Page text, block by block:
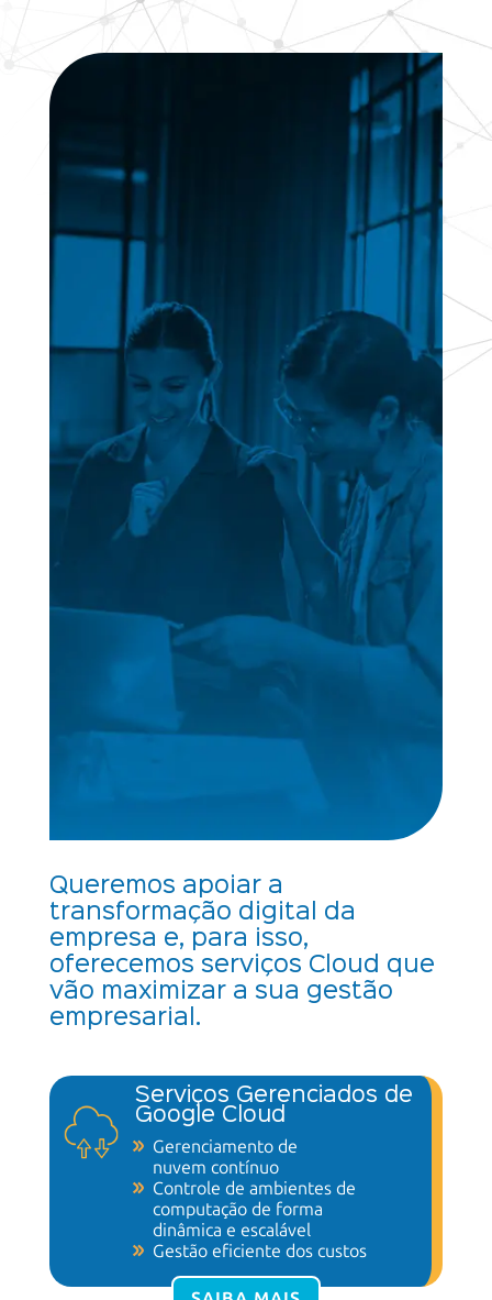
Queremos apoiar a
transformação digital da
empresa e, para isso,
oferecemos serviços Cloud que
vão maximizar a sua gestão
empresarial.
Serviços Gerenciados de
Google Cloud
Gerenciamento de
nuvem contínuo
Controle de ambientes de
computação de forma
dinâmica e escalável
Gestão eficientedos custos